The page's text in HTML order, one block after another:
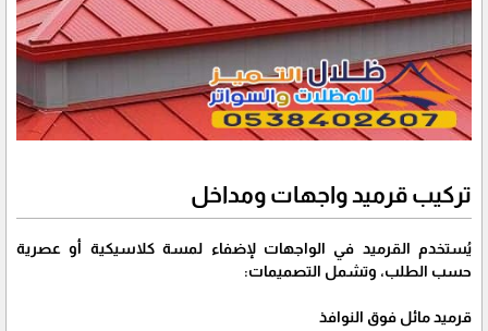
تركيب قرميد واجهات ومداخل
يُستخدم القرميد في الواجهات لإضفاء لمسة كلاسيكية أو عصرية
حسب الطلب، وتشمل التصميمات:
قرميد مائل فوق النوافذ